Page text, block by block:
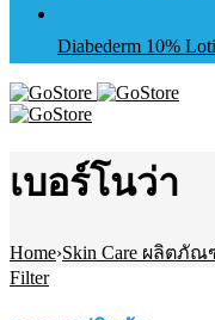
Diabederm 10%
เบอร์โนว่า
Home›Skin Care ผลิตภั
Filter